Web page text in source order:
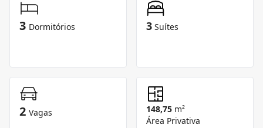
3 Dormitórios 3 Suítes
2 Vagas 148,75 m²
Área Privativa